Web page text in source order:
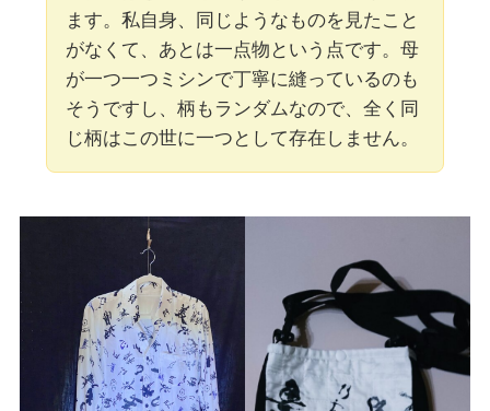
ます。私自身、同じようなものを見たこと
がなくて、あとは一点物という点です。母
が一つ一つミシンで丁寧に縫っているのも
そうですし、柄もランダムなので、全く同
じ柄はこの世に一つとして存在しません。